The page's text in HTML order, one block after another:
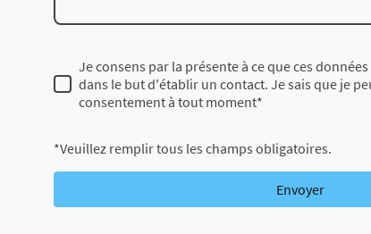
Je consens par la présente à ce que ces
dans le but d'établir un contact. Je sais que je
consentement à tout moment*
*Veuillez remplir tous les champs obligatoires.
Envoyer